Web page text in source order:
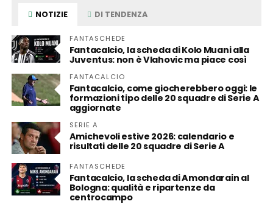
NOTIZIE DI TENDENZA
FANTASCHEDE
Fantacalcio, la scheda di Kolo Muani alla
Juventus: non è Vlahovic ma piace così
FANTACALCIO
Fantacalcio, come giocherebbero oggi: le
formazioni tipo delle 20 squadre di Serie A
aggiornate
SERIE A
Amichevoli estive 2026: calendario e
risultati delle 20 squadre di Serie A
FANTASCHEDE
Fantacalcio, la scheda di Amondarain al
Bologna: qualità e ripartenze da
centrocampo